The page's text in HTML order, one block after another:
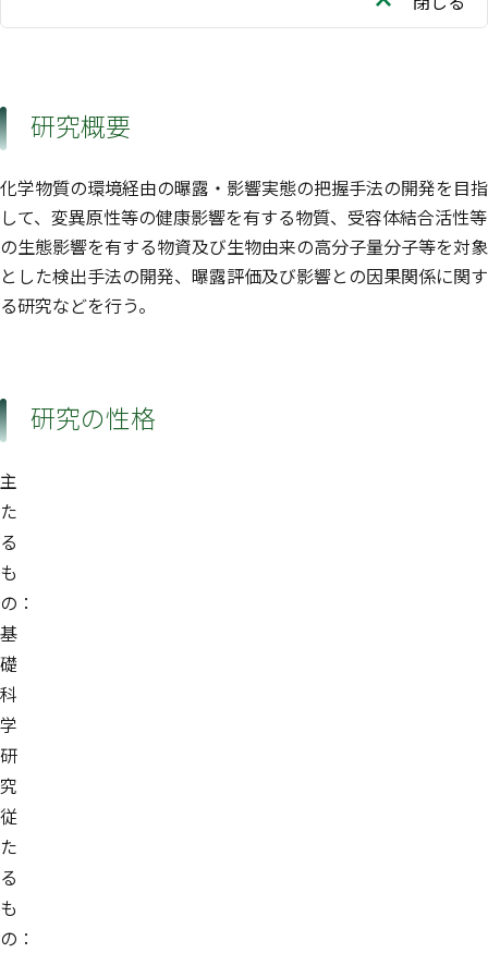
研究概要
化学物質の環境経由の曝露・影響実態の把握手法の開発を目指
して、変異原性等の健康影響を有する物質、受容体結合活性等
の生態影響を有する物資及び生物由来の高分子量分子等を対象
とした検出手法の開発、曝露評価及び影響との因果関係に関す
る研究などを行う。
研究の性格
主
た
る
も
の：
基
礎
科
学
研
究
従
た
る
も
の：